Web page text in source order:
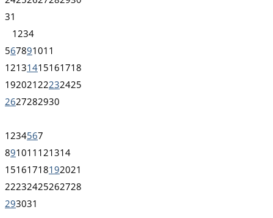
31
1 234
567891011
12131415161718
192021 22232425
2627282930
1 234567
891011 121314
15161718192021
22232425262728
293031